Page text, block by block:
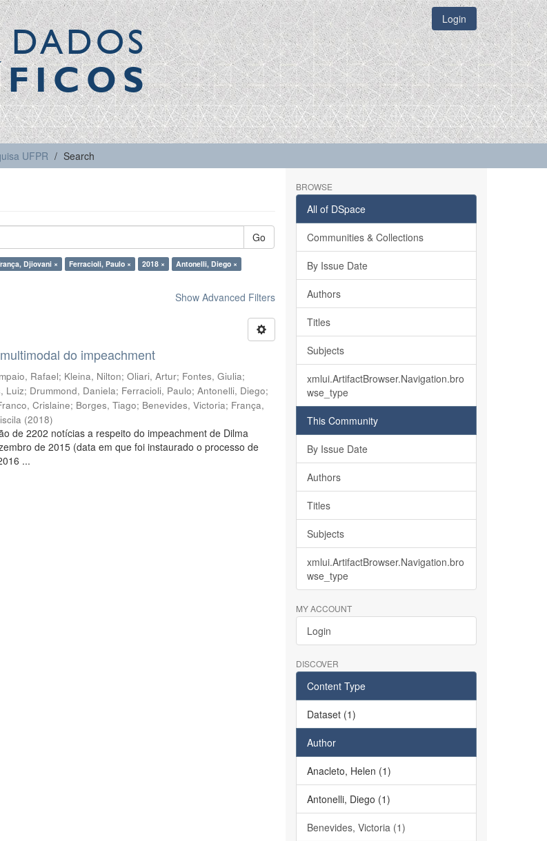
DADOS Login
UFPR Search
Go
Djiovani × Ferracioli, Paulo × 2018 ×
Antonelli, Diego ×
Show Advanced Filters
do impeachment
Rafael; Kleina, Nilton;Oliari, Artur; Fontes, Giulia;
Luiz; Drummond, Daniela; Ferracioli, Paulo;Antonelli, Diego;
Crislaine; Borges, Tiago; Benevides, Victoria; França,
(2018)
de 2202 notícias a respeito do impeachment de Dilma
de 2015 (data em que foi instaurado o processo de
...
BROWSE
All of DSpace
Communities & Collections
By Issue Date
Authors
Titles
Subjects
xmlui.ArtifactBrowser.Navigation.bro
wse_type
This Community
By Issue Date
Authors
Titles
Subjects
xmlui.ArtifactBrowser.Navigation.bro
wse_type
MY ACCOUNT
Login
DISCOVER
Content Type
Dataset (1)
Author
Anacleto, Helen (1)
Antonelli, Diego (1)
Benevides, Victoria (1)